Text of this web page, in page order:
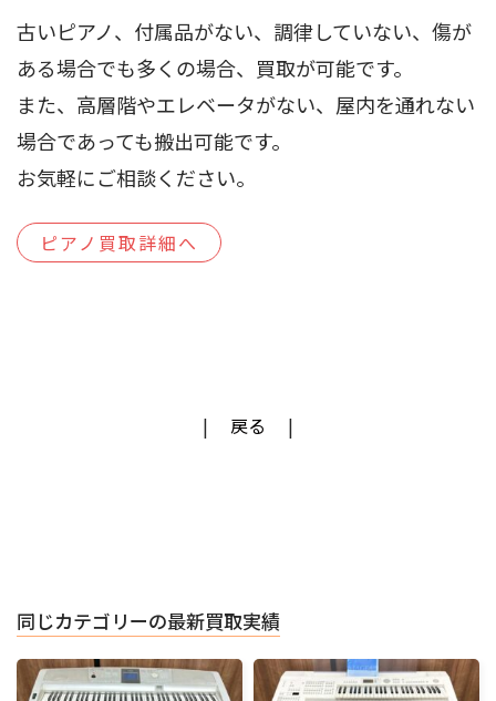
古いピアノ、付属品がない、調律していない、傷が
ある場合でも多くの場合、買取が可能です。
また、高層階やエレベータがない、屋内を通れない
場合であっても搬出可能です。
お気軽にご相談ください。
ピアノ買取詳細へ
戻る
同じカテゴリーの最新買取実績